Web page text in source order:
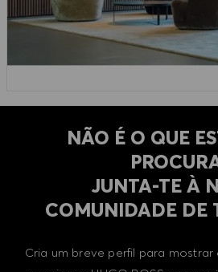
NÃO É O QUE
​​​​​​​JUNTA-TE À
COMUNIDADE DE
Cria um breve perfil para mostrar